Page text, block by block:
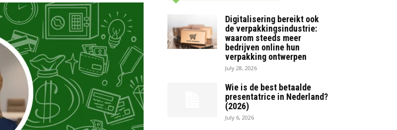
Digitalisering bereikt ook
de verpakkingsindustrie:
waarom steeds meer
bedrijven online hun
verpakking ontwerpen
July 28, 2026
Wie is de best betaalde
presentatrice in Nederland?
(2026)
July 6, 2026